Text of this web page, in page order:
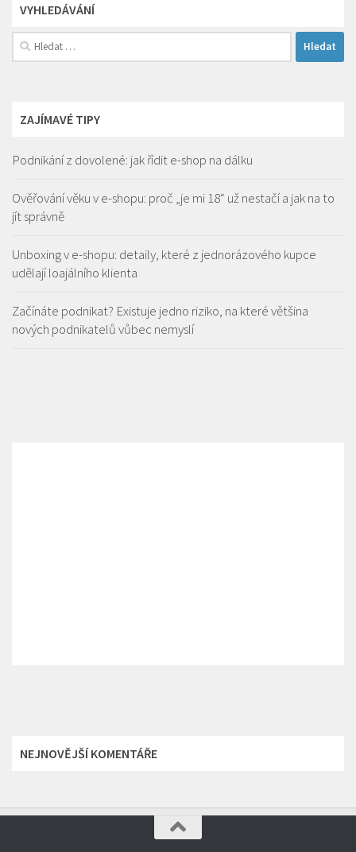
VYHLEDÁVÁNÍ
Vyhledávání
ZAJÍMAVÉ TIPY
Podnikání z dovolené: jak řídit e-shop na dálku
Ověřování věku v e-shopu: proč „je mi 18“ už nestačí a jak na to
jít správně
Unboxing v e-shopu: detaily, které z jednorázového kupce
udělají loajálního klienta
Začínáte podnikat? Existuje jedno riziko, na které většina
nových podnikatelů vůbec nemyslí
NEJNOVĚJŠÍ KOMENTÁŘE